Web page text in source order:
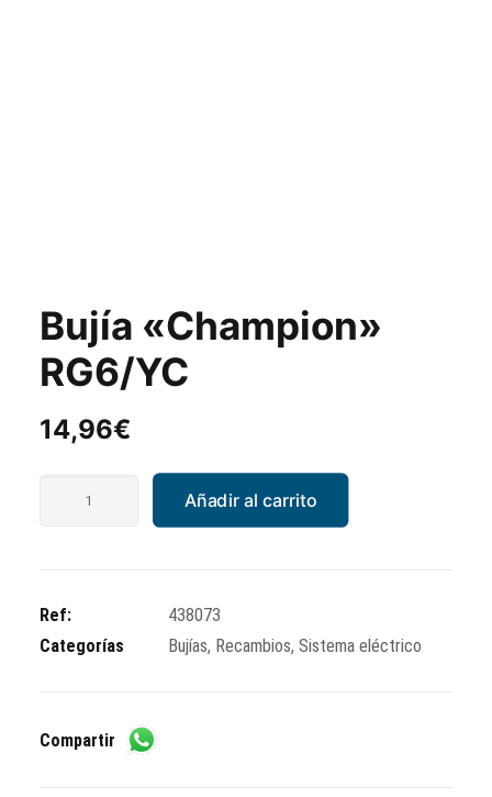
Bujía «Champion»
RG6/YC
14,96€
Añadir al carrito
Ref:
438073
Categorías
Bujías, Recambios, Sistema eléctrico
Compartir